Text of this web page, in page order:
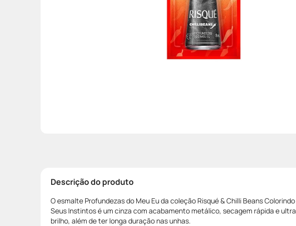
Descrição do produto
O esmalte Profundezas do Meu Eu da coleção Risqué & Chilli Beans Colorindo
Seus Instintos é um cinza com acabamento metálico, secagem rápida e ultra
brilho, além de ter longa duração nas unhas.